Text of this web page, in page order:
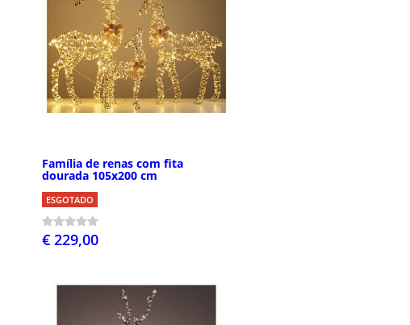
Família de renas com fita
dourada 105x200 cm
ESGOTADO
€ 229,00